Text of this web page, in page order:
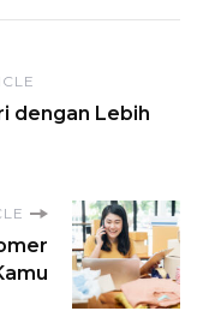
dengan Lebih